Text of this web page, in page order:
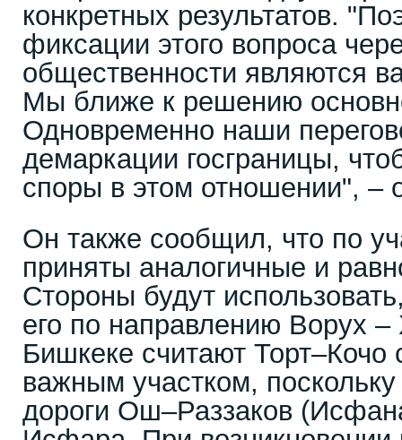
конкретных результатов.
фиксации этого вопроса
общественности являются
Мы ближе к решению
Одновременно наши
демаркации госграницы,
споры в этом отношении", –
Он также сообщил, что по
приняты аналогичные и
Стороны будут
его по направлению Ворух
Бишкеке считают Торт–Кочо
важным участком,
дороги Ош–Раззаков